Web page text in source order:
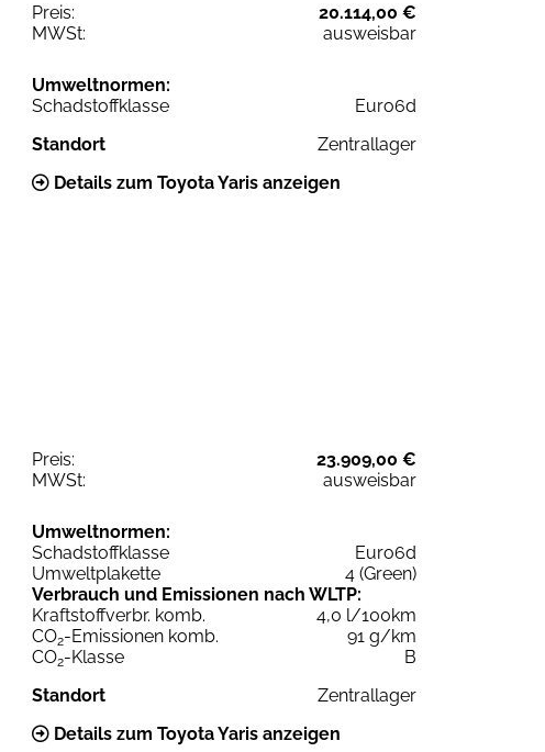
Preis:
20.114,00 €
MWSt:
ausweisbar
Umweltnormen:
Schadstoffklasse
Euro6d
Standort
Zentrallager
Details zum Toyota Yaris anzeigen
Preis:
23.909,00 €
MWSt:
ausweisbar
Umweltnormen:
Schadstoffklasse
Euro6d
Umweltplakette
4 (Green)
Verbrauch und Emissionen nach WLTP:
Kraftstoffverbr. komb.
4,0 l/100km
CO2-Emissionen komb.
91 g/km
CO2-Klasse
B
Standort
Zentrallager
Details zum Toyota Yaris anzeigen